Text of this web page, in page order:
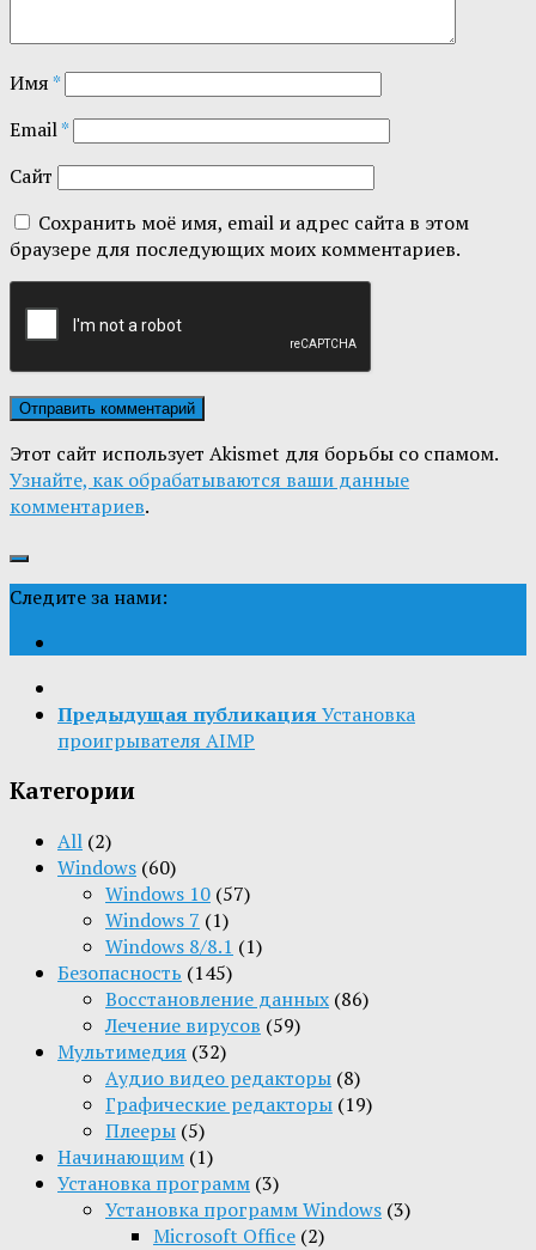
Имя*
Email*
Сайт
Сохранить моё имя, email и адрес сайта в этом
браузере для последующих моих комментариев.
Этот сайт использует Akismet для борьбы со спамом.
Узнайте, как обрабатываются ваши данные
комментариев.
Следите за нами:
Предыдущая публикация Установка
проигрывателя AIMP
Категории
All (2)
Windows (60)
Windows 10 (57)
Windows 7 (1)
Windows 8/8.1 (1)
Безопасность (145)
Восстановление данных (86)
Лечение вирусов (59)
Мультимедия (32)
Aудио видео редакторы (8)
Графические редакторы (19)
Плееры (5)
Начинающим (1)
Установка программ (3)
Установка программ Windows (3)
Microsoft Office (2)